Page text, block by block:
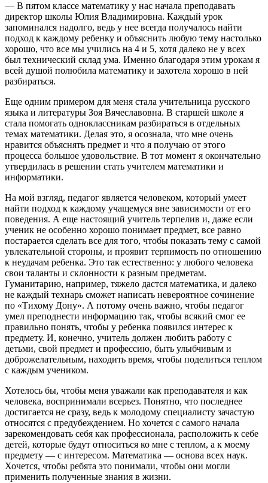
— В пятом классе математику у нас начала преподавать
директор школы Юлия Владимировна. Каждый урок
запоминался надолго, ведь у нее всегда получалось найти
подход к каждому ребенку и объяснить любую тему настолько
хорошо, что все мы учились на 4 и 5, хотя далеко не у всех
был технический склад ума. Именно благодаря этим урокам я
всей душой полюбила математику и захотела хорошо в ней
разбираться.
Еще одним примером для меня стала учительница русского
языка и литературы Зоя Вячеславовна. В старшей школе я
стала помогать одноклассникам разбираться в отдельных
темах математики. Делая это, я осознала, что мне очень
нравится объяснять предмет и что я получаю от этого
процесса большое удовольствие. В тот момент я окончательно
утвердилась в решении стать учителем математики и
информатики.
На мой взгляд, педагог является человеком, который умеет
найти подход к каждому учащемуся вне зависимости от его
поведения. А еще настоящий учитель терпелив и, даже если
ученик не особенно хорошо понимает предмет, все равно
постарается сделать все для того, чтобы показать тему с самой
увлекательной стороны, и проявит терпимость по отношению
к неудачам ребенка. Это так естественно: у любого человека
свои таланты и склонности к разным предметам.
Гуманитарию, например, тяжело дастся математика, и далеко
не каждый технарь сможет написать невероятное сочинение
по «Тихому Дону». А потому очень важно, чтобы педагог
умел преподнести информацию так, чтобы всякий смог ее
правильно понять, чтобы у ребенка появился интерес к
предмету. И, конечно, учитель должен любить работу с
детьми, свой предмет и профессию, быть улыбчивым и
доброжелательным, находить время, чтобы поделиться теплом
с каждым учеником.
Хотелось бы, чтобы меня уважали как преподавателя и как
человека, воспринимали всерьез. Понятно, что последнее
достигается не сразу, ведь к молодому специалисту зачастую
относятся с предубеждением. Но хочется с самого начала
зарекомендовать себя как профессионала, расположить к себе
детей, которые будут относиться ко мне с теплом, а к моему
предмету — с интересом. Математика — основа всех наук.
Хочется, чтобы ребята это понимали, чтобы они могли
применить полученные знания в жизни.